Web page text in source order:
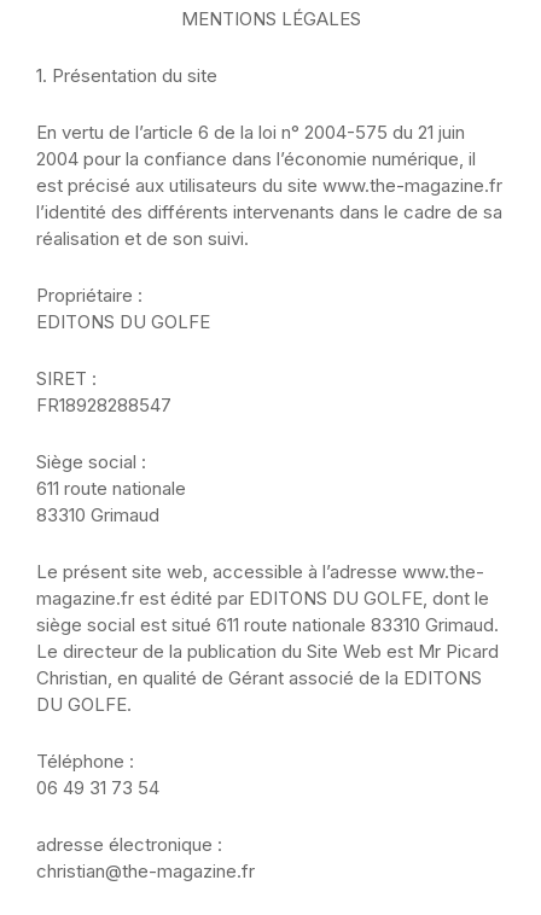
MENTIONS LÉGALES
1. Présentation du site
En vertu de l’article 6 de la loi n° 2004-575 du 21 juin
2004 pour la confiance dans l’économie numérique, il
est précisé aux utilisateurs du site www.the-magazine.fr
l’identité des différents intervenants dans le cadre de sa
réalisation et de son suivi.
Propriétaire :
EDITONS DU GOLFE
SIRET :
FR18928288547
Siège social :
611 route nationale
83310 Grimaud
Le présent site web, accessible à l’adresse www.the-
magazine.fr est édité par EDITONS DU GOLFE, dont le
siège social est situé 611 route nationale 83310 Grimaud.
Le directeur de la publication du Site Web est Mr Picard
Christian, en qualité de Gérant associé de la EDITONS
DU GOLFE.
Téléphone :
06 49 31 73 54
adresse électronique :
christian@the-magazine.fr